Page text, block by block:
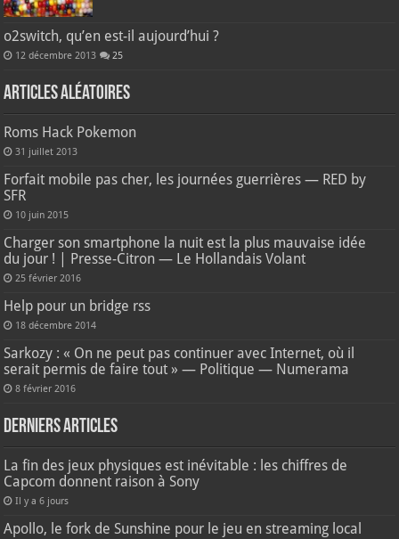
o2switch, qu’en est-il aujourd’hui ?
12 décembre 2013 25
Articles aléatoires
Roms Hack Pokemon
31 juillet 2013
Forfait mobile pas cher, les journées guerrières — RED by
SFR
10 juin 2015
Charger son smartphone la nuit est la plus mauvaise idée
du jour ! | Presse-Citron — Le Hollandais Volant
25 février 2016
Help pour un bridge rss
18 décembre 2014
Sarkozy : « On ne peut pas continuer avec Internet, où il
serait permis de faire tout » — Politique — Numerama
8 février 2016
Derniers articles
La fin des jeux physiques est inévitable : les chiffres de
Capcom donnent raison à Sony
Il y a 6 jours
Apollo, le fork de Sunshine pour le jeu en streaming local